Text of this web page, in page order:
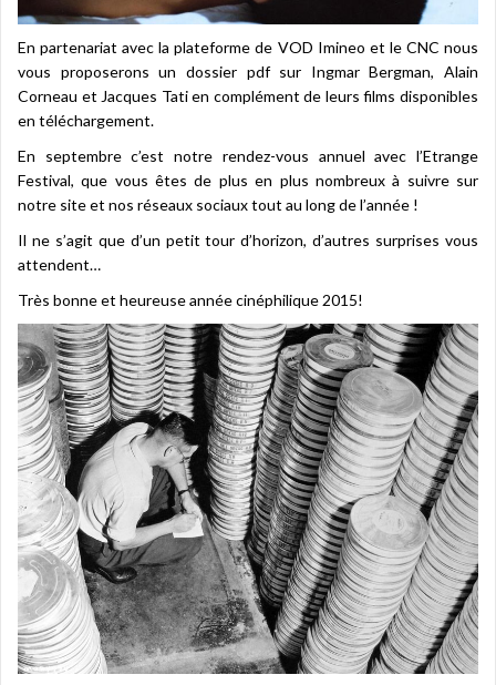
En partenariat avec la plateforme de VOD Imineo et le CNC nous
vous proposerons un dossier pdf sur Ingmar Bergman, Alain
Corneau et Jacques Tati en complément de leurs films disponibles
en téléchargement.
En septembre c’est notre rendez-vous annuel avec l’Etrange
Festival, que vous êtes de plus en plus nombreux à suivre sur
notre site et nos réseaux sociaux tout au long de l’année !
Il ne s’agit que d’un petit tour d’horizon, d’autres surprises vous
attendent…
Très bonne et heureuse année cinéphilique 2015!